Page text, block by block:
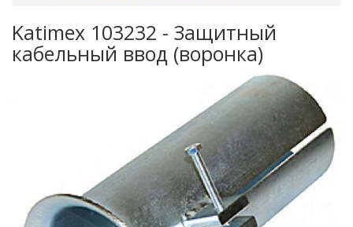
Katimex 103232 - Защитный
кабельный ввод (воронка)